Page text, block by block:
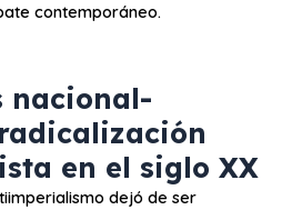
contemporáneo.
nacional-
en el siglo XX
dejó de ser